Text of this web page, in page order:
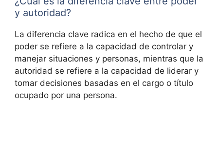
y autoridad?
La diferencia clave radica en el hecho de que el
poder se refiere a la capacidad de controlar y
manejar situaciones y personas, mientras que la
autoridad se refiere a la capacidad de liderar y
tomar decisiones basadas en el cargo o título
ocupado por una persona.